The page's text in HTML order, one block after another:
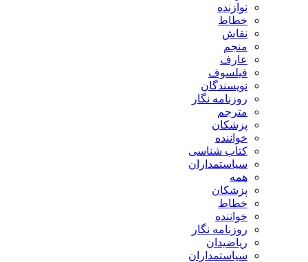
نوازنده
خطاط
نقاش
منجم
عارف
فیلسوف
نویسندگان
روزنامه نگار
مترجم
پزشکان
خواننده
کتاب شناسی
سیاستمداران
همه
پزشکان
خطاط
خواننده
روزنامه نگار
ریاضیدان
سیاستمداران